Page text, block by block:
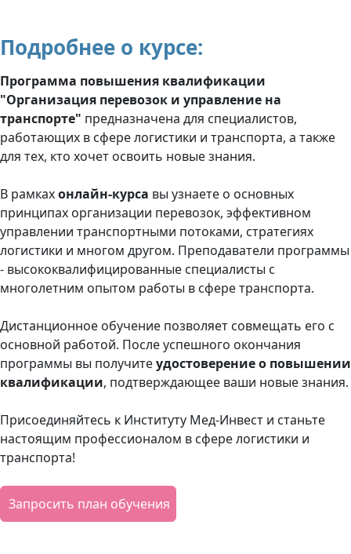
Подробнее о курсе:
Программа повышения квалификации
"Организация перевозок и управление на
транспорте" предназначена для специалистов,
работающих в сфере логистики и транспорта, а также
для тех, кто хочет освоить новые знания.
В рамкахонлайн-курса вы узнаете о основных
принципах организации перевозок, эффективном
управлении транспортными потоками, стратегиях
логистики и многом другом. Преподаватели программы
- высококвалифицированные специалисты с
многолетним опытом работы в сфере транспорта.
Дистанционное обучение позволяет совмещать его с
основной работой. После успешного окончания
программы вы получитеудостоверение о повышении
квалификации, подтверждающее ваши новые знания.
Присоединяйтесь к Институту Мед-Инвест и станьте
настоящим профессионалом в сфере логистики и
транспорта!
Запросить план обучения